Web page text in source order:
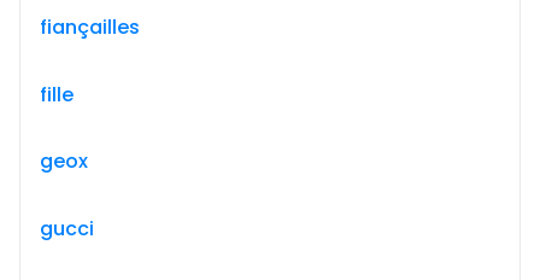
fiançailles
fille
geox
gucci